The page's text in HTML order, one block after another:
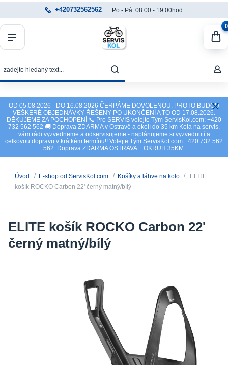
OD 05.08.2026 - DO 16.08.2026 ČERPÁME DOVOLENOU. PROTO BUDOU
VEŠKERÉ OBJEDNÁVKY ŘEŠENY PO UKONČENÍ A TO OD 17.08.2026.
DĚKUJEME ZA POCHOPENÍ 📞 Pro SERVIS volejte Tým ServisKol.com: +420
732 562 562 🚚 Doprava ZDARMA v Ostravě a okolí do 35 km Kola na servis,
vám rádi vyzvedneme a odservisujeme - naplánujeme si vyzvednutí a
celkovou dopravu v krátkém termínu!! Volejte Tým ServisKol.com +420 732 562
562. Doprava ZDARMA OSTRAVA + OKRUH 35KM.
+420732562562 Po - Pá: 08:00 - 19:00hod
0
Úvod E-shop od ServisKol.com Košíky a láhve na kolo
ELITE
košík ROCKO Carbon 22' černý matný/bílý
ELITE košík ROCKO Carbon 22'
černý matný/bílý